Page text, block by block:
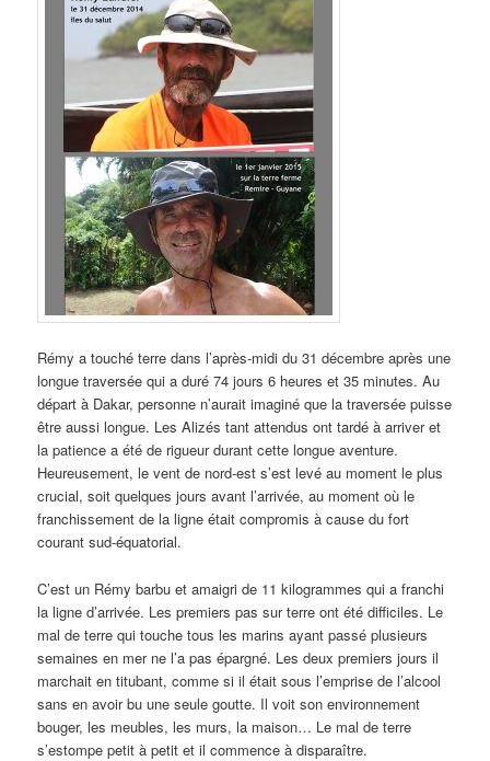
Rémy a touché terre dans l’après-midi du 31 décembre après une
longue traversée qui a duré 74 jours 6 heures et 35 minutes. Au
départ à Dakar, personne n’aurait imaginé que la traversée puisse
être aussi longue. Les Alizés tant attendus ont tardé à arriver et
la patience a été de rigueur durant cette longue aventure.
Heureusement, le vent de nord-est s’est levé au moment le plus
crucial, soit quelques jours avant l’arrivée, au moment où le
franchissement de la ligne était compromis à cause du fort
courant sud-équatorial.
C’est un Rémy barbu et amaigri de 11 kilogrammes qui a franchi
la ligne d’arrivée. Les premiers pas sur terre ont été difficiles. Le
mal de terre qui touche tous les marins ayant passé plusieurs
semaines en mer ne l’a pas épargné. Les deux premiers jours il
marchait en titubant, comme si il était sous l’emprise de l’alcool
sans en avoir bu une seule goutte. Il voit son environnement
bouger, les meubles, les murs, la maison… Le mal de terre
s’estompe petit à petit et il commence à disparaître.